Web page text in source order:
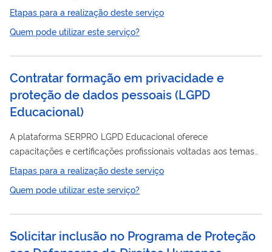
especificados em normas técnicas de ensaios e elaboração de
relatório contendo a descrição do EPI e os resultados desses
ensaios. Atualmente, a Fundacentro realiza ensaios em
para partículas e combinados, de acordo com o estabelecido
nas normas técnicas de...
Etapas para a realização deste serviço
Quem pode utilizar este serviço?
Contratar formação em privacidade e
proteção de dados pessoais (LGPD
Educacional)
A plataforma SERPRO LGPD Educacional oferece
capacitações e certificações profissionais voltadas aos temas
Privacidade e Proteção de Dados Pessoais (P&PDP) e LGPD.
Etapas para a realização deste serviço
Quem pode utilizar este serviço?
Solicitar inclusão no Programa de Proteção